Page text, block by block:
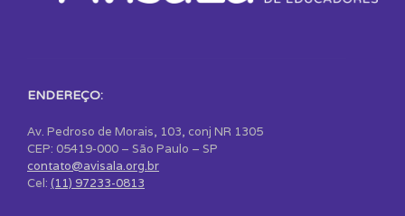
ENDEREÇO:
Av. Pedroso de Morais, 103, conj NR 1305
CEP: 05419-000 – São Paulo – SP
contato@avisala.org.br
Cel: (11) 97233-0813